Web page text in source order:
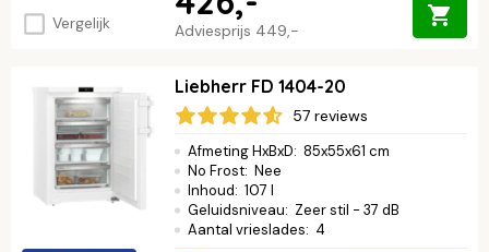
Vergelijk Adviesprijs 449,-
Liebherr FD 1404-20
57 reviews
Afmeting HxBxD: 85x55x61 cm
No Frost: Nee
Inhoud: 107 l
Geluidsniveau: Zeer stil - 37 dB
Aantal vrieslades: 4